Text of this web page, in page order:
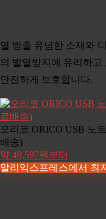
열 방출 유념한 소재와
의 발열방지에 유리하
안전하게 보호합니다.
오리코 ORICO USB 노
배송)
약 49,597원부터
알리익스프레스에서 최